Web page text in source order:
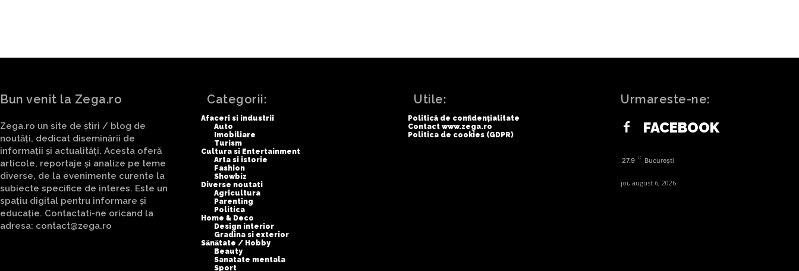
Bun venit la Zega.ro
Zega.ro un site de știri / blog de
noutăți, dedicat diseminării de
informații și actualități. Acesta oferă
articole, reportaje și analize pe teme
diverse, de la evenimente curente la
subiecte specifice de interes. Este un
spațiu digital pentru informare și
educație. Contactati-ne oricand la
adresa: contact@zega.ro
Categorii:
Afaceri si industrii
Auto
Imobiliare
Turism
Cultura si Entertainment
Arta si istorie
Fashion
Showbiz
Diverse noutati
Agricultura
Parenting
Politica
Home & Deco
Design interior
Gradina si exterior
Sănătate / Hobby
Beauty
Sanatate mentala
Sport
Utile:
Politică de confidențialitate
Contact www.zega.ro
Politica de cookies (GDPR)
Urmareste-ne:
FACEBOOK
27.9 C București
joi, august 6, 2026